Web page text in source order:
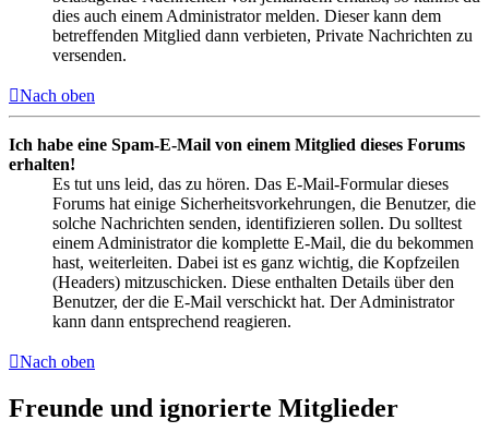
dies auch einem Administrator melden. Dieser kann dem
betreffenden Mitglied dann verbieten, Private Nachrichten zu
versenden.
Nach oben
Ich habe eine Spam-E-Mail von einem Mitglied dieses Forums
erhalten!
Es tut uns leid, das zu hören. Das E-Mail-Formular dieses
Forums hat einige Sicherheitsvorkehrungen, die Benutzer, die
solche Nachrichten senden, identifizieren sollen. Du solltest
einem Administrator die komplette E-Mail, die du bekommen
hast, weiterleiten. Dabei ist es ganz wichtig, die Kopfzeilen
(Headers) mitzuschicken. Diese enthalten Details über den
Benutzer, der die E-Mail verschickt hat. Der Administrator
kann dann entsprechend reagieren.
Nach oben
Freunde und ignorierte Mitglieder